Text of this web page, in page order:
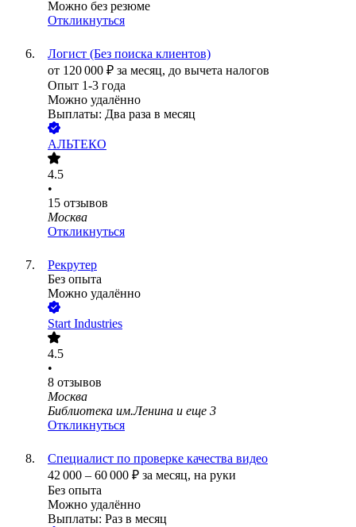
Можно без резюме
Откликнуться
Логист (Без поиска клиентов)
от 120 000 ₽ за месяц, до вычета налогов
Опыт 1-3 года
Можно удалённо
Выплаты: Два раза в месяц
АЛЬТЕКО
4.5
•
15 отзывов
Москва
Откликнуться
Рекрутер
Без опыта
Можно удалённо
Start Industries
4.5
•
8 отзывов
Москва
Библиотека им.Ленина и еще 3
Откликнуться
Специалист по проверке качества видео
42 000 – 60 000 ₽ за месяц, на руки
Без опыта
Можно удалённо
Выплаты: Раз в месяц